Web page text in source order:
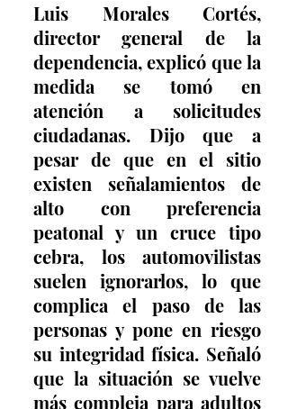
Luis Morales Cortés,
director general de la
dependencia, explicó que la
medida se tomó en
atención a solicitudes
ciudadanas. Dijo que a
pesar de que en el sitio
existen señalamientos de
alto con preferencia
peatonal y un cruce tipo
cebra, los automovilistas
suelen ignorarlos, lo que
complica el paso de las
personas y pone en riesgo
su integridad física. Señaló
que la situación se vuelve
más compleja para adultos